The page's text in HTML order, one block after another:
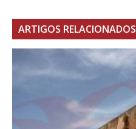
ARTIGOS RELACIONADOS